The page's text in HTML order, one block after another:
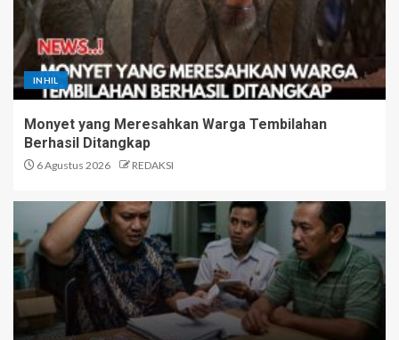
INHIL
Monyet yang Meresahkan Warga Tembilahan
Berhasil Ditangkap
6 Agustus 2026 REDAKSI